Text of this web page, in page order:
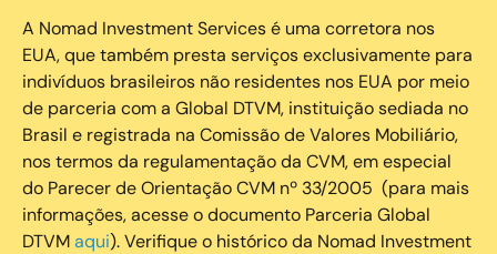
‍A Nomad Investment Services é uma corretora nos
EUA, que também presta serviços exclusivamente para
indivíduos brasileiros não residentes nos EUA por meio
de parceria com a Global DTVM, instituição sediada no
Brasil e registrada na Comissão de Valores Mobiliário,
nos termos da regulamentação da CVM, em especial
do Parecer de Orientação CVM nº 33/2005 (para mais
informações, acesse o documento Parceria Global
DTVMaqui). Verifique o histórico da Nomad Investment